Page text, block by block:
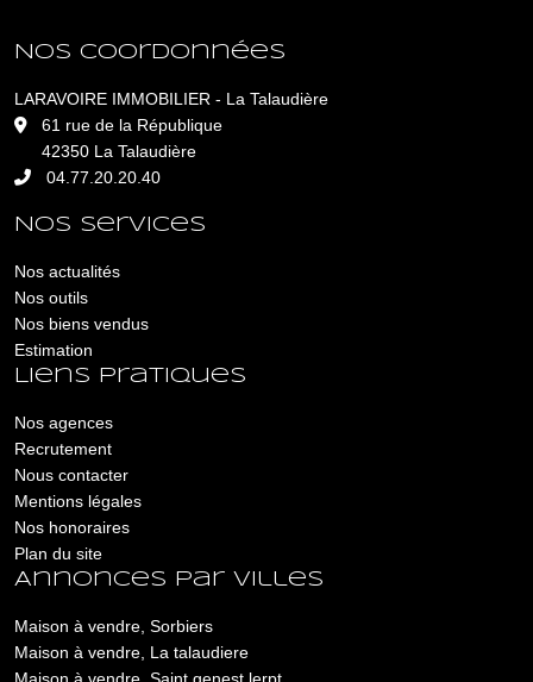
Nos coordonnées
LARAVOIRE IMMOBILIER - La Talaudière
61 rue de la République
42350 La Talaudière
04.77.20.20.40
Nos services
Nos actualités
Nos outils
Nos biens vendus
Estimation
Liens pratiques
Nos agences
Recrutement
Nous contacter
Mentions légales
Nos honoraires
Plan du site
Annonces par villes
Maison à vendre, Sorbiers
Maison à vendre, La talaudiere